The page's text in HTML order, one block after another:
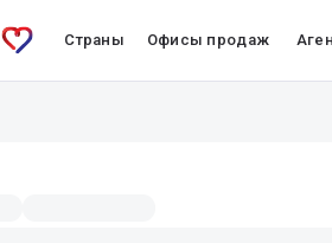
Страны Офисы продаж